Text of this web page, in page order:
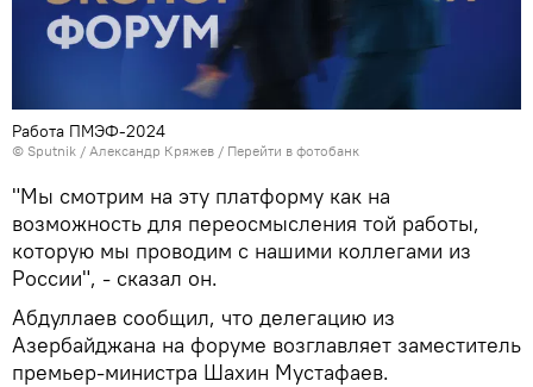
Работа ПМЭФ-2024
© Sputnik / Александр Кряжев / Перейти в фотобанк
"Мы смотрим на эту платформу как на
возможность для переосмысления той работы,
которую мы проводим с нашими коллегами из
России", - сказал он.
Абдуллаев сообщил, что делегацию из
Азербайджана на форуме возглавляет заместитель
премьер-министра Шахин Мустафаев.